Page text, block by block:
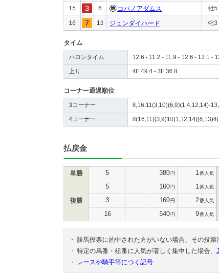
15 6 コパノアダムス 牡5
16 13 ジュンダイハード 牝3
タイム
ハロンタイム 12.6 - 11.2 - 11.9 - 12.6 - 12.1 -
上り 4F 49.4 - 3F 36.8
コーナー通過順位
3コーナー 8,16,11(3,10)(6,9)(1,4,12,14)-13,
4コーナー
払戻金
単勝 5 380円 1 番人気
複勝
5 160円 1 番人気
3 160円 2番人気
16 540円 9番人気
・
勝馬投票に的中された方がいない場合、その投
・ 特定の馬番・組番に人気が著しく集中した場合、
・
レースや騎手等につく記号